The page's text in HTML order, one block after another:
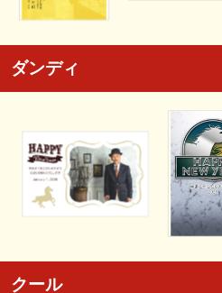
ダンディ
クール